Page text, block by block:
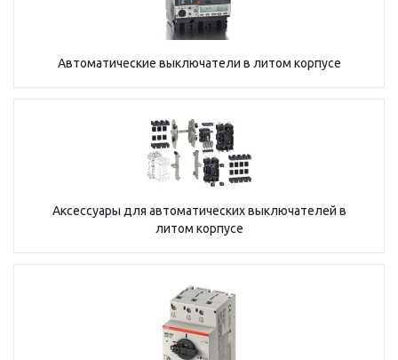
Автоматические выключатели в литом корпусе
Аксессуары для автоматических выключателей в
литом корпусе